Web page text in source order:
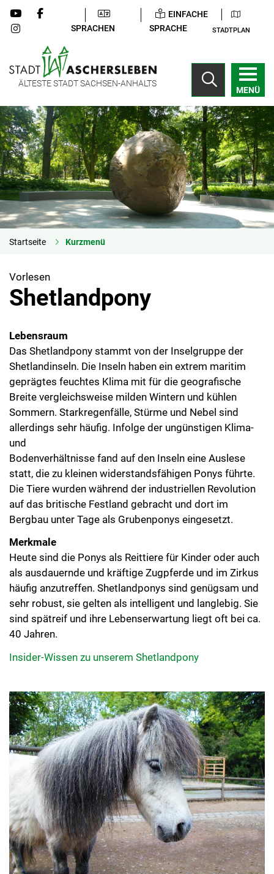
SPRACHEN
EINFACHE
SPRACHE
STADTPLAN
ÄLTESTE STADT SACHSEN-ANHALTS
MENÜ
Startseite Kurzmenü
Vorlesen
Shetlandpony
Lebensraum
Das Shetlandpony stammt von der Inselgruppe der
Shetlandinseln. Die Inseln haben ein extrem maritim
geprägtes feuchtes Klima mit für die geografische
Breite vergleichsweise milden Wintern und kühlen
Sommern. Starkregenfälle, Stürme und Nebel sind
allerdings sehr häufig. Infolge der ungünstigen Klima-
und
Bodenverhältnisse fand auf den Inseln eine Auslese
statt, die zu kleinen widerstandsfähigen Ponys führte.
Die Tiere wurden während der industriellen Revolution
auf das britische Festland gebracht und dort im
Bergbau unter Tage als Grubenponys eingesetzt.
Merkmale
Heute sind die Ponys als Reittiere für Kinder oder auch
als ausdauernde und kräftige Zugpferde und im Zirkus
häufig anzutreffen. Shetlandponys sind genügsam und
sehr robust, sie gelten als intelligent und langlebig. Sie
sind spätreif und ihre Lebenserwartung liegt oft bei ca.
40 Jahren.
Insider-Wissen zu unserem Shetlandpony